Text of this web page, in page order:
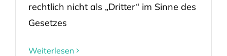
rechtlich nicht als „Dritter“ im Sinne des
Gesetzes
Weiterlesen